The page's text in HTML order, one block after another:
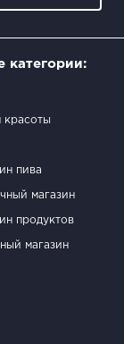
категории:
красоты
пива
магазин
продуктов
магазин